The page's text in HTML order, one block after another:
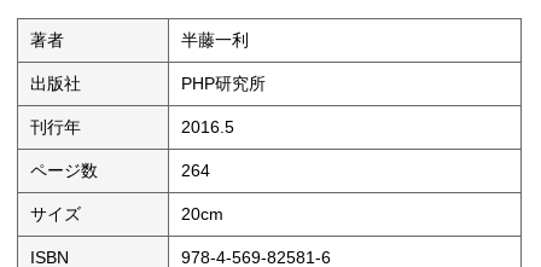
著者 半藤一利
出版社 PHP研究所
刊行年 2016.5
ページ数 264
サイズ 20cm
ISBN 978-4-569-82581-6